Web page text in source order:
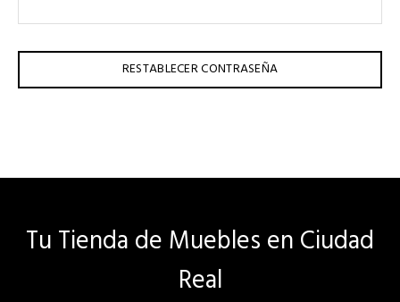
RESTABLECER CONTRASEÑA
Tu Tienda de Muebles en Ciudad
Real